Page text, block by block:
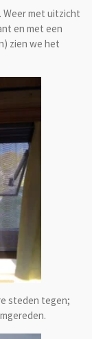
Weer met uitzicht
en met een
zien we het
steden tegen;